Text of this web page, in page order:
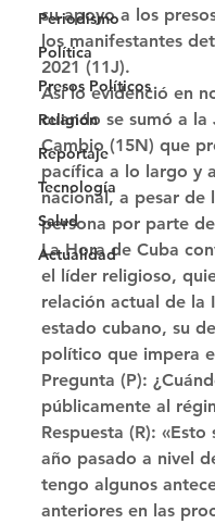
Periodismo
Política
Presos Políticos
Religión
Reportaje
Tecnología
Salud
Actualidad
su apoyo a los
los manifestantes
2021 (11J).
Así lo evidenció en
cuando se sumó a
Cambio (15N) que
pacífica a lo largo y
nacional, a pesar de
persona por parte
La Hora de Cuba
el líder religioso,
relación actual de la
estado cubano, su
político que impera
Pregunta (P):
públicamente al
Respuesta (R):
año pasado a nivel
tengo algunos
anteriores en las